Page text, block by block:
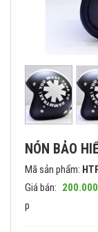
NÓN BẢO
Mã sản phẩm:
Giá bán:
p